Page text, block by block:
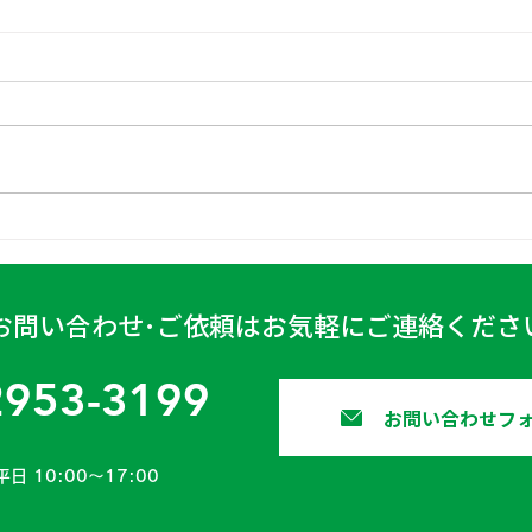
問い合わせ･ご依頼はお気軽にご連絡くださ
3199
日 10:00〜17:00
お問い合わせフ